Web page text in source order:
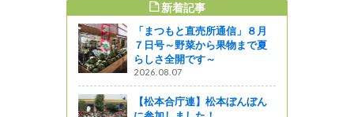
新着記事
「まつもと直売所通信」８月
７日号～野菜から果物まで夏
らしさ全開です～
2026.08.07
【松本合庁連】松本ぼんぼん